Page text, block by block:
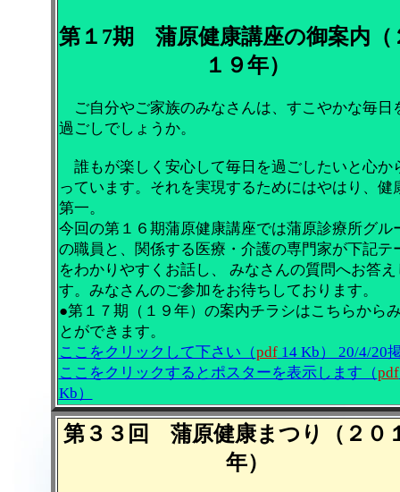
第１7期 蒲原健康講座の御案内（
１９年）
ご自分やご家族のみなさんは、すこやかな毎日
過ごしでしょうか。
誰もが楽しく安心して毎日を過ごしたいと心か
っています。それを実現するためにはやはり、健
第一。
今回の第１６期蒲原健康講座では蒲原診療所グル
の職員と、関係する医療・介護の専門家が下記テ
をわかりやすくお話し、 みなさんの質問へお答え
す。みなさんのご参加をお待ちしております。
●第１７期（１９年）の案内チラシはこちらから
とができます。
ここをクリックして下さい（pdf14 Kb） 20/4/20
ここをクリックするとポスターを表示します（pdf
Kb）
第３３回 蒲原健康まつり（２０
年）